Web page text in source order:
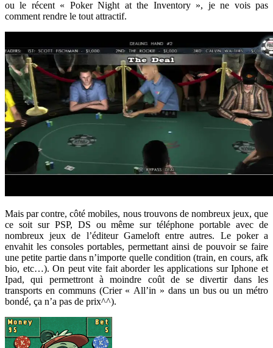
ou le récent « Poker Night at the Inventory », je ne vois pas
comment rendre le tout attractif.
Mais par contre, côté mobiles, nous trouvons de nombreux jeux, que
ce soit sur PSP, DS ou même sur téléphone portable avec de
nombreux jeux de l’éditeur Gameloft entre autres. Le poker a
envahit les consoles portables, permettant ainsi de pouvoir se faire
une petite partie dans n’importe quelle condition (train, en cours, afk
bio, etc…). On peut vite fait aborder les applications sur Iphone et
Ipad, qui permettront à moindre coût de se divertir dans les
transports en communs (Crier « All’in » dans un bus ou un métro
bondé, ça n’a pas de prix^^).